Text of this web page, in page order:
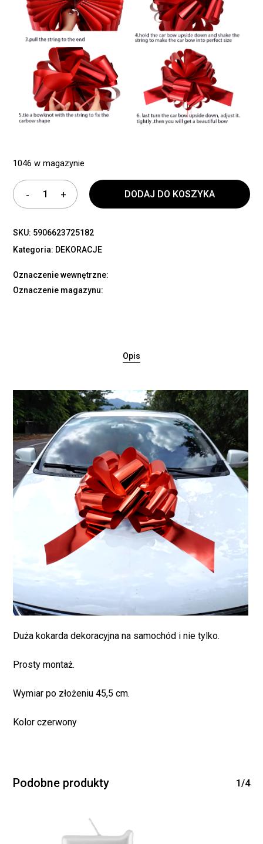
Brak produktów w
koszyku.
WRÓĆ DO SKLEPU
1046 w magazynie
DODAJ DO KOSZYKA
SKU: 5906623725182
Kategoria: DEKORACJE
Oznaczenie wewnętrzne:
Oznaczenie magazynu:
Opis
Duża kokarda dekoracyjna na samochód i nie tylko.
Prosty montaż.
Wymiar po złożeniu 45,5 cm.
Kolor czerwony
Podobne produkty 1/4